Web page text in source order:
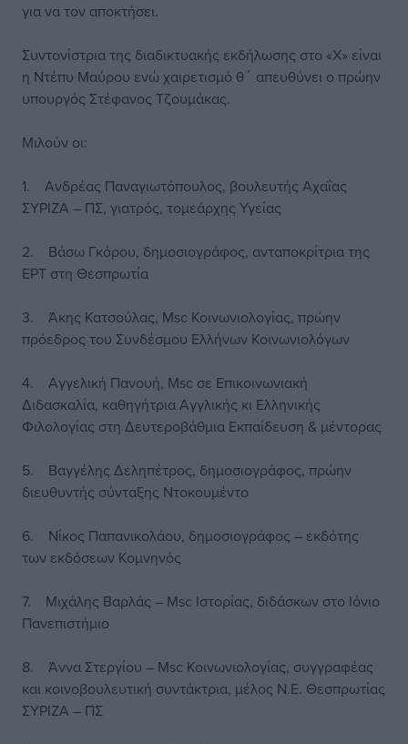
για να τον αποκτήσει.
Συντονίστρια της διαδικτυακής εκδήλωσης στο «Χ» είναι
η Ντέπυ Μαύρου ενώ χαιρετισμό θ΄ απευθύνει ο πρώην
υπουργός Στέφανος Τζουμάκας.
Μιλούν οι:
1. Ανδρέας Παναγιωτόπουλος, βουλευτής Αχαΐας
ΣΥΡΙΖΑ – ΠΣ, γιατρός, τομεάρχης Υγείας
2. Βάσω Γκόρου, δημοσιογράφος, ανταποκρίτρια της
ΕΡΤ στη Θεσπρωτία
3. Άκης Κατσούλας, Msc Κοινωνιολογίας, πρώην
πρόεδρος του Συνδέσμου Ελλήνων Κοινωνιολόγων
4. Αγγελική Πανουή, Msc σε Επικοινωνιακή
Διδασκαλία, καθηγήτρια Αγγλικής κι Ελληνικής
Φιλολογίας στη Δευτεροβάθμια Εκπαίδευση & μέντορας
5. Βαγγέλης Δεληπέτρος, δημοσιογράφος, πρώην
διευθυντής σύνταξης Ντοκουμέντο
6. Νίκος Παπανικολάου, δημοσιογράφος – εκδότης
των εκδόσεων Κομνηνός
7. Μιχάλης Βαρλάς – Msc Ιστορίας, διδάσκων στο Ιόνιο
Πανεπιστήμιο
8. Άννα Στεργίου – Msc Κοινωνιολογίας, συγγραφέας
και κοινοβουλευτική συντάκτρια, μέλος Ν.Ε. Θεσπρωτίας
ΣΥΡΙΖΑ – ΠΣ